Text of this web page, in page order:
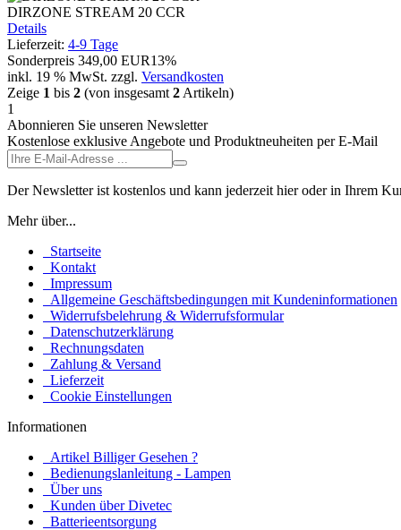
DIRZONE STREAM 20 CCR
Details
Lieferzeit: 4-9 Tage
Sonderpreis 349,00 EUR13%
inkl. 19 % MwSt. zzgl. Versandkosten
Zeige 1 bis 2 (von insgesamt 2 Artikeln)
1
Abonnieren Sie unseren Newsletter
Kostenlose exklusive Angebote und Produktneuheiten per E-Mail
Der Newsletter ist kostenlos und kann jederzeit hier oder in Ihrem
Mehr über...
Startseite
Kontakt
Impressum
Allgemeine Geschäftsbedingungen mit Kundeninformationen
Widerrufsbelehrung & Widerrufsformular
Datenschutzerklärung
Rechnungsdaten
Zahlung & Versand
Lieferzeit
Cookie Einstellungen
Informationen
Artikel Billiger Gesehen ?
Bedienungslanleitung - Lampen
Über uns
Kunden über Divetec
Batterieentsorgung